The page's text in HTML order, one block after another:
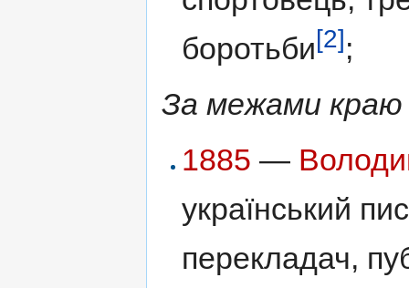
боротьби[2];
За межами краю
1885 —
український
перекладач,